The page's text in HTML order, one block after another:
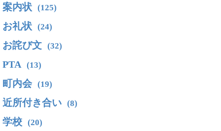
案内状 (125)
お礼状 (24)
お詫び文 (32)
PTA (13)
町内会 (19)
近所付き合い (8)
学校 (20)